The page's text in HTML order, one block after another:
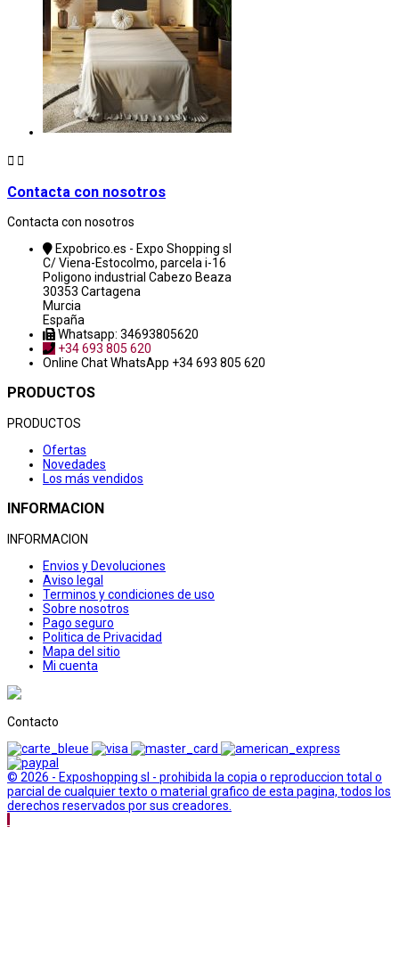
 
Contacta con nosotros
Contacta con nosotros
Expobrico.es - Expo Shopping sl
C/ Viena-Estocolmo, parcela i-16
Poligono industrial Cabezo Beaza
30353 Cartagena
Murcia
España
Whatsapp: 34693805620
+34 693 805 620
Online ChatWhatsApp +34 693 805 620
PRODUCTOS
PRODUCTOS
Ofertas
Novedades
Los más vendidos
INFORMACION
INFORMACION
Envios y Devoluciones
Aviso legal
Terminos y condiciones de uso
Sobre nosotros
Pago seguro
Politica de Privacidad
Mapa del sitio
Mi cuenta
Contacto
© 2026 - Exposhopping sl - prohibida la copia o reproduccion total o
parcial de cualquier texto o material grafico de esta pagina, todos los
derechos reservados por sus creadores.